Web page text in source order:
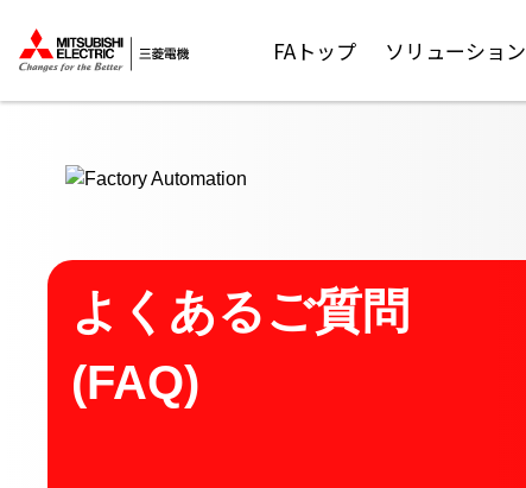
FAトップ ソリューション
よくあるご質問
(FAQ)